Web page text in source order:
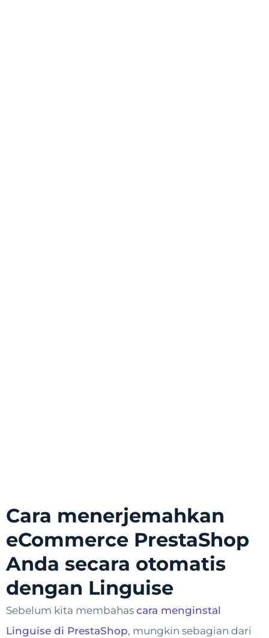
Cara menerjemahkan
eCommerce PrestaShop
Anda secara otomatis
dengan Linguise
Sebelum kita membahas cara menginstal
Linguise di PrestaShop, mungkin sebagian dari